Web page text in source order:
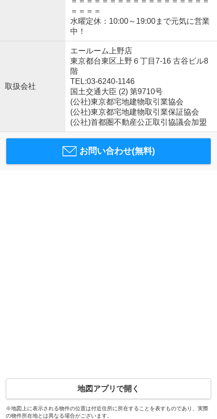
＝＝＝＝
水曜定休：10:00～19:00まで元気に営業
中！
取扱会社
エールーム上野店
東京都台東区上野６丁目7-16 古谷ビル8
階
TEL:03-6240-1146
国土交通大臣 (2) 第9710号
(公社)東京都宅地建物取引業協会
(公社)東京都宅地建物取引業保証協会
(公社)首都圏不動産公正取引協議会加盟
お問い合わせ(無料)
地図アプリで開く
※地図上に表示される物件の位置は付近住所に所在することを表すものであり、実際
の物件所在地とは異なる場合がございます。